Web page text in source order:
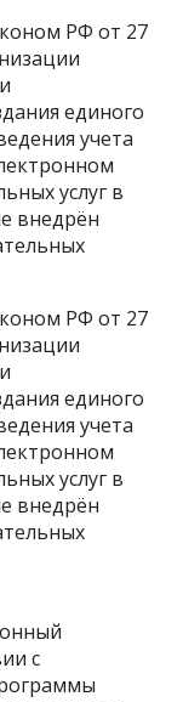
РФ от 27
единого
учета
услуг в
внедрён
РФ от 27
единого
учета
услуг в
внедрён
с